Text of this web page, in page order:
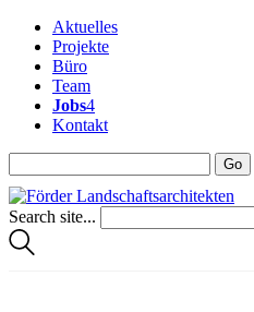
Aktuelles
Projekte
Büro
Team
Jobs4
Kontakt
Search site...